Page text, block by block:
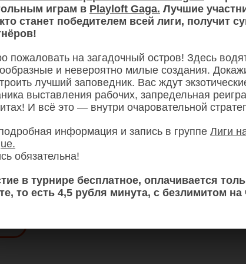
авг Ср 12 авг Чт 13 авг
играм в Playloft Gaga. Лучшие
станет победителем всей лиги, получит
пожаловать на загадочный остров! Здесь
и невероятно милые создания.
лучший заповедник. Вас ждут
выставления рабочих, запредельная
И всё это — внутри очаровательной
информация и запись в группе Лиги
обязательна!
в турнире бесплатное, оплачивается
то есть 4,5 рубля минута, с безлимитом на